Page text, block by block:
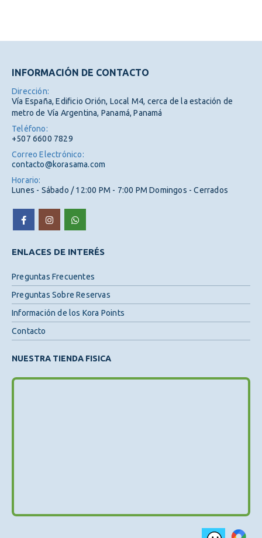
INFORMACIÓN DE CONTACTO
Dirección:
Vía España, Edificio Orión, Local M4, cerca de la estación de
metro de Vía Argentina, Panamá, Panamá
Teléfono:
+507 6600 7829
Correo Electrónico:
contacto@korasama.com
Horario:
Lunes - Sábado / 12:00 PM - 7:00 PM Domingos - Cerrados
ENLACES DE INTERÉS
Preguntas Frecuentes
Preguntas Sobre Reservas
Información de los Kora Points
Contacto
NUESTRA TIENDA FISICA